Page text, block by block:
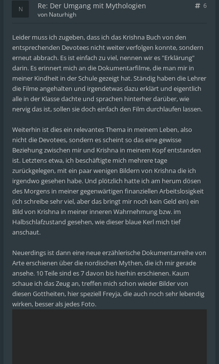
Re: Der Umgang mit Mythologien
6
von Naturhigh
Leider muss ich zugeben, dass ich das Krishna Buch von den
entsprechenden Devotees nicht weiter verfolgen konnte, sondern
erneut abbrach. Es ist einfach zu viel, nennen wir es "Erklärung"
darin. Es erinnert mich an die Dokumentarfilme, die man mir in
meiner Kindheit in der Schule gezeigt hat. Ständig haben die Lehrer
die Filme angehalten und irgendetwas dazu erklärt und eigentlich
alle in der Klasse dachte und sprachen hinterher darüber, wie
nervig das ist, sollen sie doch einfach den Film durchlaufen lassen.
Weiterhin ist dies ein relevantes Thema in meinem Leben, also
nicht die Devotees, sondern es scheint so das eine gewisse
Beziehung zwischen mir und Krishna in meinem Kopf entstanden
ist. Letztens etwa, ich beschäftigte mich mehrere tage
zurückgelegen, mit ein paar wenigen Bildern von Krishna die ich
irgendwo gesehen habe. Und plötzlich hatte ich am herum dösen
des Morgens in meiner gegenwärtigen finanziellen Arbeitslosigkeit
(ich schreibe sehr viel, aber das bringt mir noch kein Geld ein) ein
Bild von Krishna in meiner inneren Wahrnehmung bzw. im
Halbschlafzustand gesehen, wie dieser blaue Kerl mich tief
anschaut.
Neuerdings ist dann eine neue erzählerische Dokumentarreihe von
Arte erschienen über die nordischen Mythen, die ich mir gerade
ansehe. 10 Teile sind es 7 davon bis hierhin erschienen. Kaum
schaue ich das Zeug an, treffen mich schon wieder Bilder von
diesen Gottheiten, hier speziell Freyja, die auch noch sehr lebendig
wirken, besser als jedes Foto.